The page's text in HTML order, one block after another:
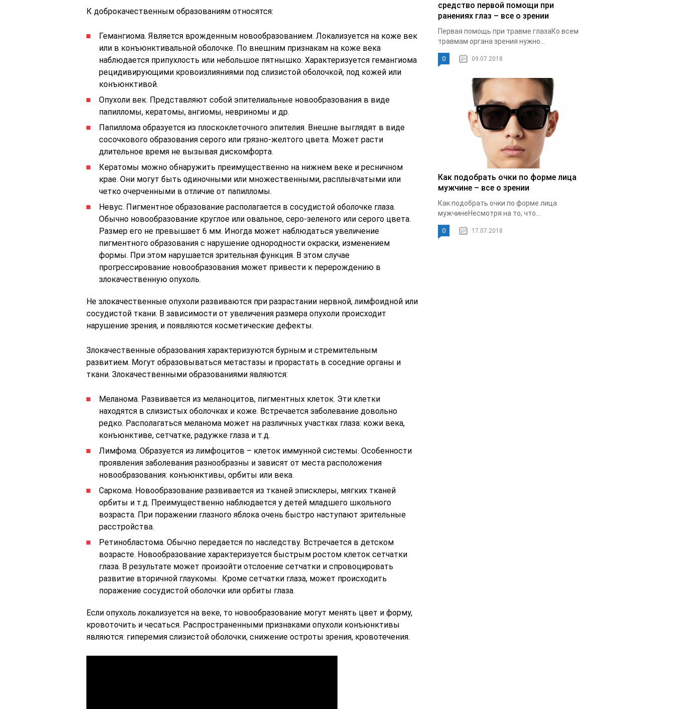
К доброкачественным образованиям относятся:
Гемангиома. Является врожденным новообразованием. Локализуется на коже век
или в конъюнктивальной оболочке. По внешним признакам на коже века
наблюдается припухлость или небольшое пятнышко. Характеризуется гемангиома
рецидивирующими кровоизлияниями под слизистой оболочкой, под кожей или
конъюнктивой.
Опухоли век. Представляют собой эпителиальные новообразования в виде
папилломы, кератомы, ангиомы, невриномы и др.
Папиллома образуется из плоскоклеточного эпителия. Внешне выглядят в виде
сосочкового образования серого или грязно-желтого цвета. Может расти
длительное время не вызывая дискомфорта.
Кератомы можно обнаружить преимущественно на нижнем веке и ресничном
крае. Они могут быть одиночными или множественными, расплывчатыми или
четко очерченными в отличие от папилломы.
Невус. Пигментное образование располагается в сосудистой оболочке глаза.
Обычно новообразование круглое или овальное, серо-зеленого или серого цвета.
Размер его не превышает 6 мм. Иногда может наблюдаться увеличение
пигментного образования с нарушение однородности окраски, изменением
формы. При этом нарушается зрительная функция. В этом случае
прогрессирование новообразования может привести к перерождению в
злокачественную опухоль.
Не злокачественные опухоли развиваются при разрастании нервной, лимфоидной или
сосудистой ткани. В зависимости от увеличения размера опухоли происходит
нарушение зрения, и появляются косметические дефекты.
Злокачественные образования характеризуются бурным и стремительным
развитием. Могут образовываться метастазы и прорастать в соседние органы и
ткани. Злокачественными образованиями являются:
Меланома. Развивается из меланоцитов, пигментных клеток. Эти клетки
находятся в слизистых оболочках и коже. Встречается заболевание довольно
редко. Располагаться меланома может на различных участках глаза: кожи века,
конъюнктиве, сетчатке, радужке глаза и т.д.
Лимфома. Образуется из лимфоцитов – клеток иммунной системы. Особенности
проявления заболевания разнообразны и зависят от места расположения
новообразования: конъюнктивы, орбиты или века.
Саркома. Новообразование развивается из тканей эписклеры, мягких тканей
орбиты и т.д. Преимущественно наблюдается у детей младшего школьного
возраста. При поражении глазного яблока очень быстро наступают зрительные
расстройства.
Ретинобластома. Обычно передается по наследству. Встречается в детском
возрасте. Новообразование характеризуется быстрым ростом клеток сетчатки
глаза. В результате может произойти отслоение сетчатки и спровоцировать
развитие вторичной глаукомы. Кроме сетчатки глаза, может происходить
поражение сосудистой оболочки или орбиты глаза.
Если опухоль локализуется на веке, то новообразование могут менять цвет и форму,
кровоточить и чесаться. Распространенными признаками опухоли конъюнктивы
являются: гиперемия слизистой оболочки, снижение остроты зрения, кровотечения.
средство первой помощи при
ранениях глаз – все о зрении
Первая помощь при травме глазаКо всем
травмам органа зрения нужно...
0 09.07.2018
Как подобрать очки по форме лица
мужчине – все о зрении
Как подобрать очки по форме лица
мужчинеНесмотря на то, что...
0 17.07.2018